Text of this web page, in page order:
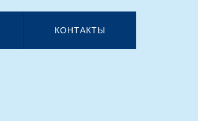
КОНТАКТЫ